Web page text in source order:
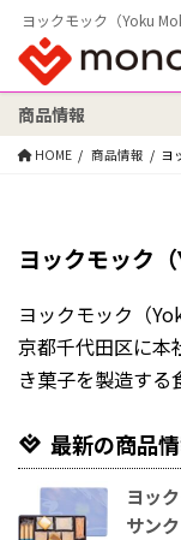
ヨックモック（Yoku
検索:
商品情報
HOME 商品情報 ヨ
ヨックモック
ヨックモック（
京都千代田区に本
き菓子を製造する
最新の商品
ヨッ
サン